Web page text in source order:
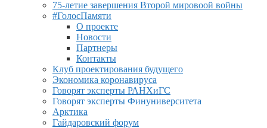
75-летие завершения Второй мировоой войны
#ГолосПамяти
О проекте
Новости
Партнеры
Контакты
Клуб проектирования будущего
Экономика коронавируса
Говорят эксперты РАНХиГС
Говорят эксперты Финуниверситета
Арктика
Гайдаровский форум